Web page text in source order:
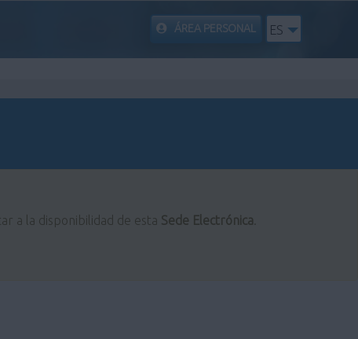
ÁREA PERSONAL ES
a la disponibilidad de esta Sede Electrónica